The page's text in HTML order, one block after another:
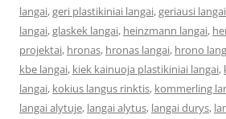
langai,geri plastikiniai langai,geriausi langai
langai,glaskek langai, heinzmann langai,
projektai, hronas, hronas langai, hrono
kbe langai, kiek kainuoja plastikiniai langai,
langai, kokius langus rinktis, kommerling
langai alytuje, langai alytus, langai durys,